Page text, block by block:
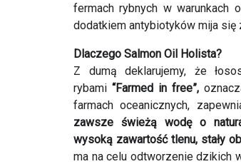
fermach rybnych w warunkach
dodatkiem antybiotyków mija się
Dlaczego Salmon Oil Holista?
Z dumą deklarujemy, że
rybami “Farmed in free”,
farmach oceanicznych,
zawsze świeżą wodę o
wysoką zawartość tlenu, stały
ma na celu odtworzenie dzikich